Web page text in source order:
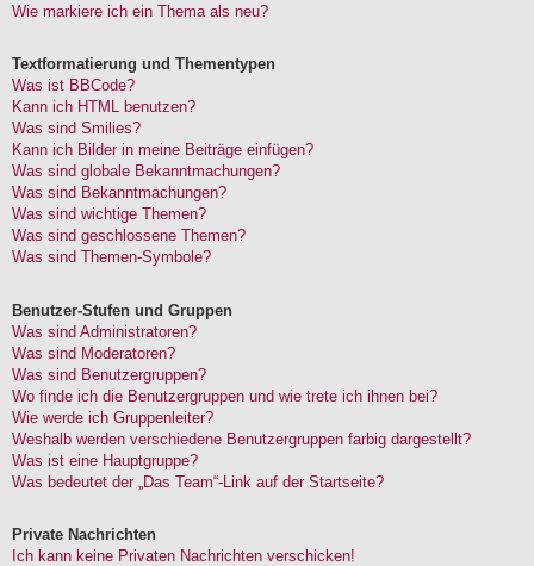
Wie markiere ich ein Thema als neu?
Textformatierung und Thementypen
Was ist BBCode?
Kann ich HTML benutzen?
Was sind Smilies?
Kann ich Bilder in meine Beiträge einfügen?
Was sind globale Bekanntmachungen?
Was sind Bekanntmachungen?
Was sind wichtige Themen?
Was sind geschlossene Themen?
Was sind Themen-Symbole?
Benutzer-Stufen und Gruppen
Was sind Administratoren?
Was sind Moderatoren?
Was sind Benutzergruppen?
Wo finde ich die Benutzergruppen und wie trete ich ihnen bei?
Wie werde ich Gruppenleiter?
Weshalb werden verschiedene Benutzergruppen farbig dargestellt?
Was ist eine Hauptgruppe?
Was bedeutet der „Das Team“-Link auf der Startseite?
Private Nachrichten
Ich kann keine Privaten Nachrichten verschicken!